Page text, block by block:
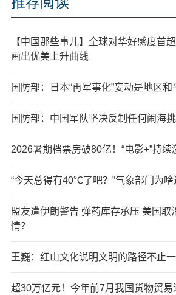
【中国那些事儿】全球对华好感度首
画出优美上升曲线
国防部：日本“再军事化”妄动是地区
国防部：中国军队坚决反制任何闹海
2026暑期档票房破80亿！“电影+”持续
“今天总得有40℃了吧？”气象部门为啥
盟友遭伊朗警告 弹药库存承压 美国取
情？
王巍：红山文化说明文明的路径不止
超30万亿元！今年前7月我国货物贸